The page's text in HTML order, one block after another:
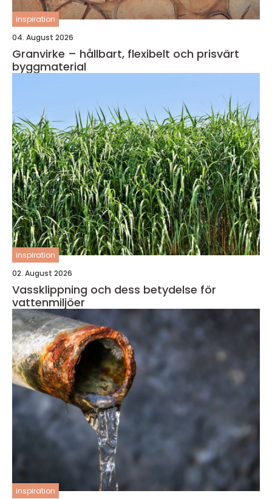
inspiration
04. August 2026
Granvirke – hållbart, flexibelt och prisvärt
byggmaterial
inspiration
02. August 2026
Vassklippning och dess betydelse för
vattenmiljöer
inspiration